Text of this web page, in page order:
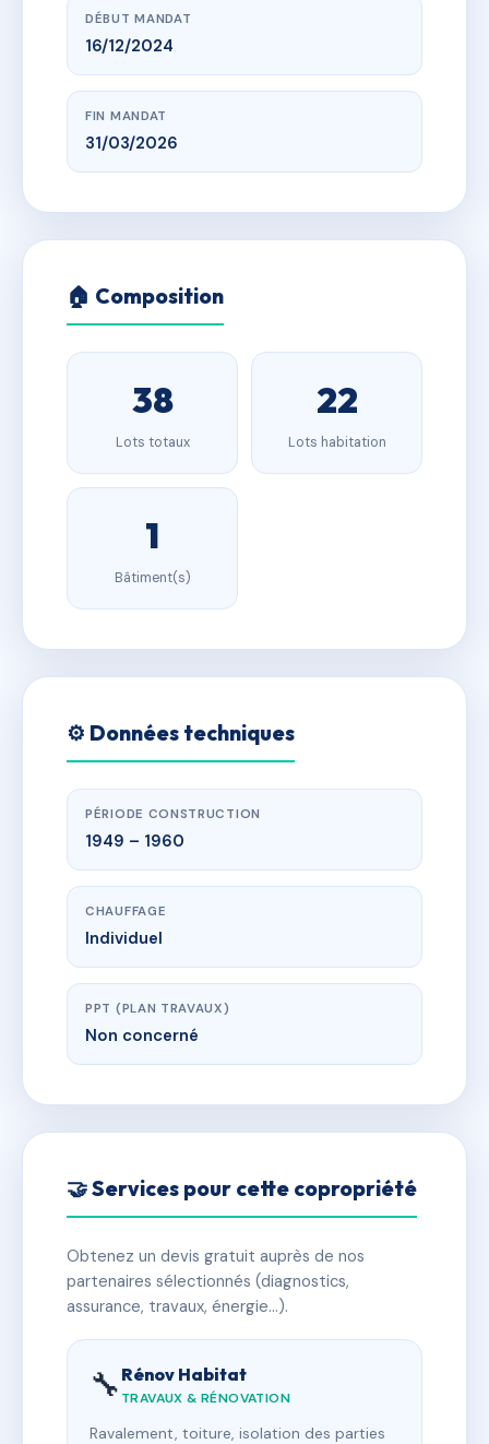
DÉBUT MANDAT
16/12/2024
FIN MANDAT
31/03/2026
🏠 Composition
38
Lots totaux
22
Lots habitation
1
Bâtiment(s)
⚙️ Données techniques
PÉRIODE CONSTRUCTION
1949 – 1960
CHAUFFAGE
Individuel
PPT (PLAN TRAVAUX)
Non concerné
🤝 Services pour cette copropriété
Obtenez un devis gratuit auprès de nos
partenaires sélectionnés (diagnostics,
assurance, travaux, énergie…).
🔧 Rénov Habitat
TRAVAUX & RÉNOVATION
Ravalement, toiture, isolation des parties